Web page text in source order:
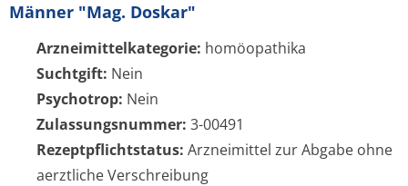
Männer "Mag. Doskar"
Arzneimittelkategorie: homöopathika
Suchtgift: Nein
Psychotrop: Nein
Zulassungsnummer: 3-00491
Rezeptpflichtstatus: Arzneimittel zur Abgabe ohne
aerztliche Verschreibung